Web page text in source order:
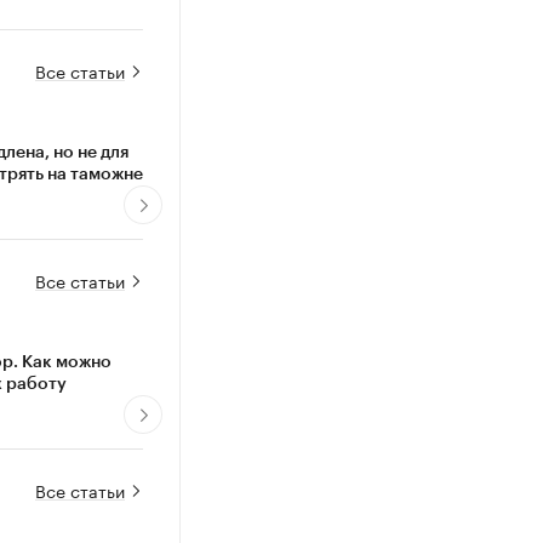
Все статьи
но не для
на таможне
Все статьи
Как можно
работу
Все статьи